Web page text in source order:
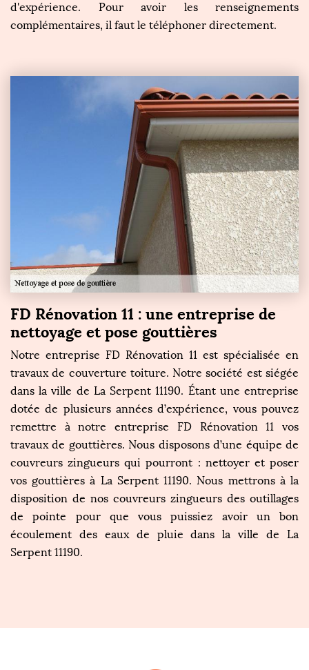
d'expérience. Pour avoir les renseignements
complémentaires, il faut le téléphoner directement.
FD Rénovation 11 : une entreprise de
nettoyage et pose gouttières
Notre entreprise FD Rénovation 11 est spécialisée en
travaux de couverture toiture. Notre société est siégée
dans la ville de La Serpent 11190. Étant une entreprise
dotée de plusieurs années d’expérience, vous pouvez
remettre à notre entreprise FD Rénovation 11 vos
travaux de gouttières. Nous disposons d’une équipe de
couvreurs zingueurs qui pourront : nettoyer et poser
vos gouttières à La Serpent 11190. Nous mettrons à la
disposition de nos couvreurs zingueurs des outillages
de pointe pour que vous puissiez avoir un bon
écoulement des eaux de pluie dans la ville de La
Serpent 11190.